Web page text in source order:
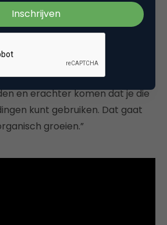
app zal nu moeten gaan
jaar hebben we meer
ook veel meer consumenten.
partijen zullen steeds
om verschillende redenen de
en erachter komen dat je die
kunt gebruiken. Dat gaat
groeien.”